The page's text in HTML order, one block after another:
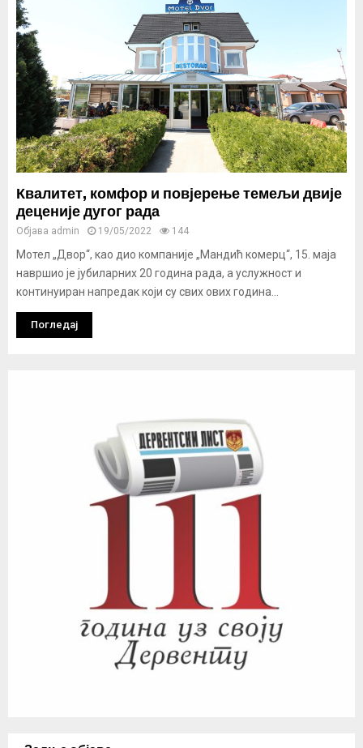
Квалитет, комфор и повјерење темељи двије
деценије дугог рада
Објава admin 19/05/2022 144
Мотел „Двор“, као дио компаније „Мандић комерц“, 15. маја
навршио је јубиларних 20 година рада, а услужност и
континуиран напредак који су свих ових година...
Погледај